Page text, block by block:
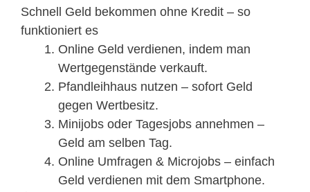
Schnell Geld bekommen ohne Kredit – so
funktioniert es
Online Geld verdienen, indem man
Wertgegenstände verkauft.
Pfandleihhaus nutzen – sofort Geld
gegen Wertbesitz.
Minijobs oder Tagesjobs annehmen –
Geld am selben Tag.
Online Umfragen & Microjobs – einfach
Geld verdienen mit dem Smartphone.